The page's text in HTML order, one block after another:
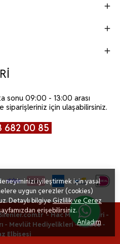
iyileştirmek için yasal
uygun çerezler (cookies)
Detaylı bilgiyeGizlilik ve Çerez
erişebilirsiniz.
Anladım
sonu 09:00 - 13:00 arası
için ulaşabilirsiniz.
682 00 85
-Hac Malzemeleri -
- Mevlüt Hediyelikleri-Ferace-
Elbisesi